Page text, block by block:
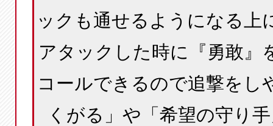
ックも通せるようになる上
アタックした時に『勇敢』
コールできるので追撃をし
くがる」や「希望の守り